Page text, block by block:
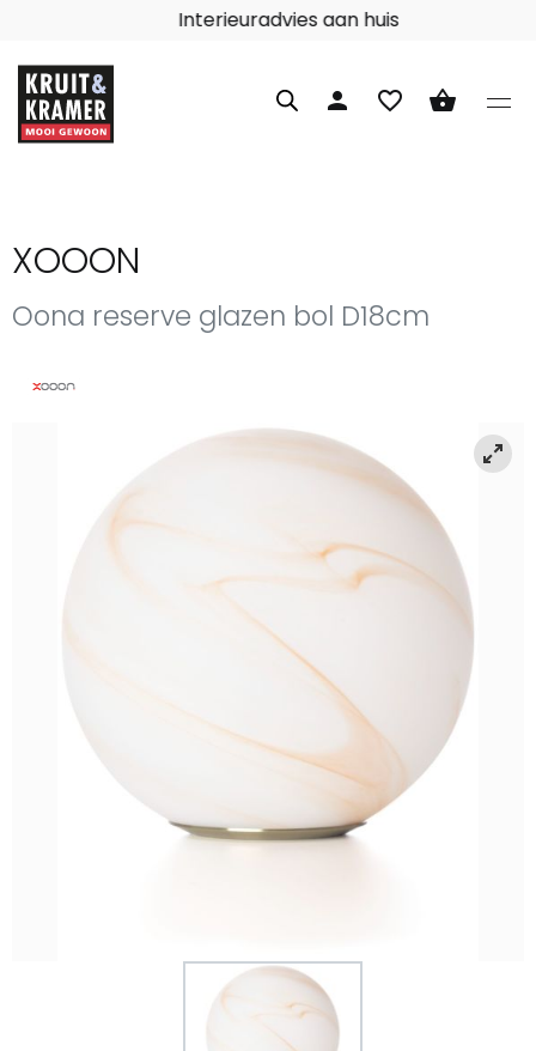
Interieuradvies aan huis
person favorite_border shopping_basket
XOOON
Oona reserve glazen bol D18cm